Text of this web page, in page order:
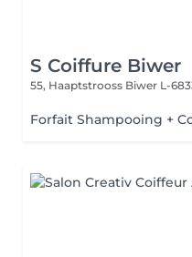
S Coiffure Biwer
55, Haaptstrooss Biwer L-
Forfait Shampooing +